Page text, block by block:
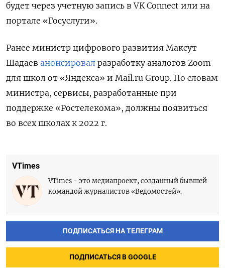
будет через учетную запись в VK Connect или на
портале «Госуслуги».
Ранее министр цифрового развития Максут
Шадаев анонсировал разработку аналогов Zoom
для школ от «Яндекса» и Mail.ru Group. По словам
министра, сервисы, разработанные при
поддержке «Ростелекома», должны появиться
во всех школах к 2022 г.
VTimes
VTimes - это медиапроект, созданный бывшей
командой журналистов «Ведомостей».
ПОДПИСАТЬСЯ НА ТЕЛЕГРАМ
ПОДПИСАТЬСЯ В GOOGLE